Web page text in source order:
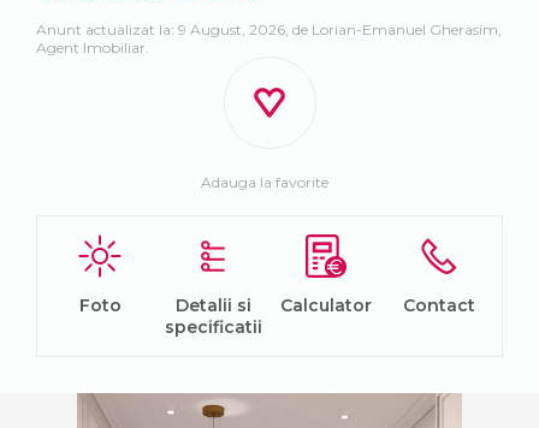
Anunt actualizat la: 9 August, 2026, de Lorian-Emanuel Gherasim,
Agent Imobiliar.
Adauga la favorite
Foto
Detalii si
specificatii
Calculator Contact